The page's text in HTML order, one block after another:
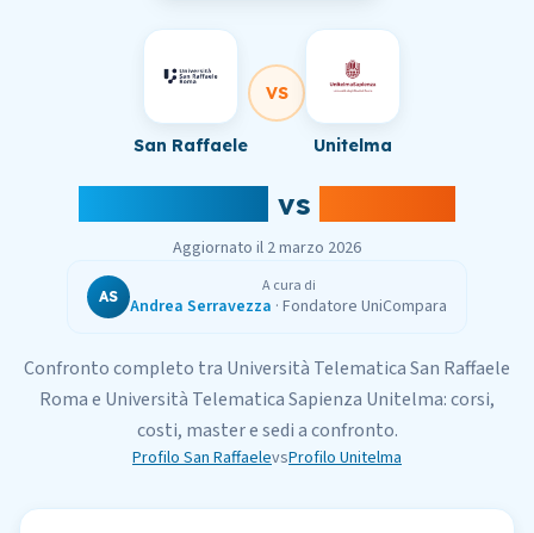
San Raffaele
VS
Unitelma
vs
Aggiornato il 2 marzo 2026
AS
A cura di
Andrea Serravezza · Fondatore UniCompara
Confronto completo tra Università Telematica San Raffaele
Romae Università Telematica Sapienza Unitelma: corsi,
costi, master e sedi a confronto.
ProfiloSan RaffaelevsProfiloUnitelma